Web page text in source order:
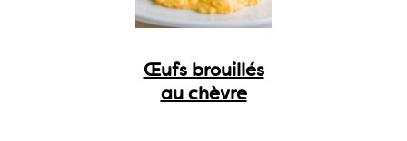
Œufs brouillés
au chèvre